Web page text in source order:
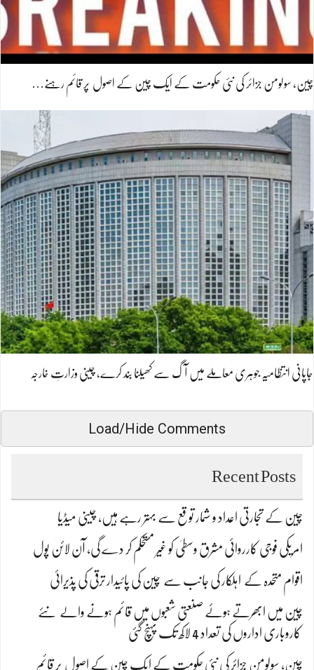
چین، سولومن جزائر کی نئی حکومت کے ایک چین کے اصول پر قائم رہنے…
جاپانی انتظامیہ جوہری معاملے میں آگ سے کھیلنا بند کرے، چینی وزارتِ خارجہ
Load/Hide Comments
Recent Posts
چین کے تجارتی اعداد و شمار توقع سے بہتر رہے ہیں، چینی میڈیا
امریکی فوجی کارروائی مشرق وسطیٰ کو غیر مستحکم کر دے گی، آن لائن پول
اقوام متحدہ کے اہلکار کی جانب سے چین کی پائیدار ترقی کی پذیرائی
چین میں ابھرتے ہوئے صنعتی شعبوں میں قائم ہونے والے نئے
کاروباری اداروں کی تعداد 4 لاکھ تک پہنچ گئی
چین، سولومن جزائر کی نئی حکومت کے ایک چین کے اصول پر قائم